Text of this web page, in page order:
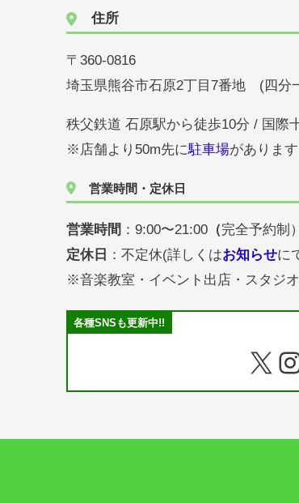
住所
〒360-0816
埼玉県熊谷市石原2丁目7番地 (四分
秩父鉄道 石原駅から徒歩10分 / 国際
※店舗より50m先に駐車場があります
営業時間・定休日
営業時間 ：9:00〜21:00 （完全予約制）
定休日 ：不定休(詳しくはお知らせに
※音楽教室・イベント出店・スタジ
各種SNSも更新中!!